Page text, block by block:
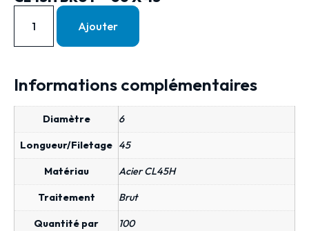
Ajouter
Informations complémentaires
Diamètre 6
Longueur/Filetage 45
Matériau Acier CL45H
Traitement Brut
Quantité par
100